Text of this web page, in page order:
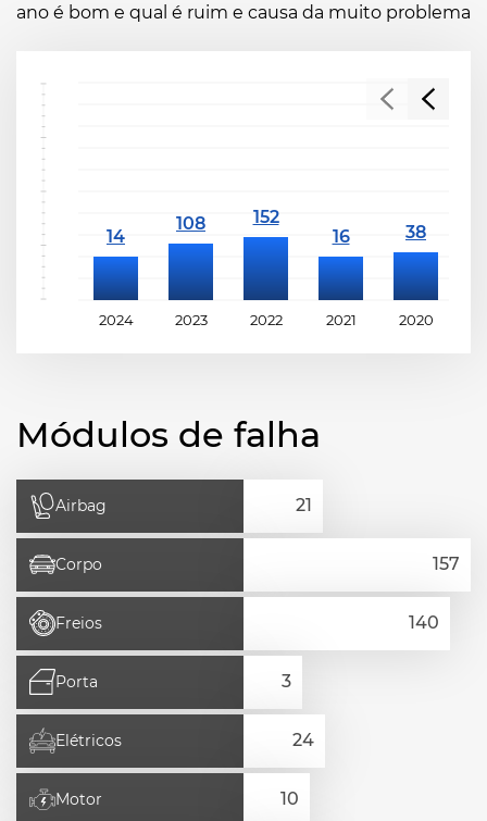
ano é bom e qual é ruim e causa da muito problema
2024 2023 2022 2021 2020
Módulos de falha
Airbag
Corpo
Freios
Porta
Elétricos
Motor